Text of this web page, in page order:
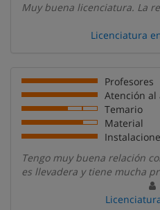
Muy buena licenciatura. La
Licenciatura
Profesores
Atención al
Temario
Material
Tengo muy buena relación
es llevadera y tiene mucha